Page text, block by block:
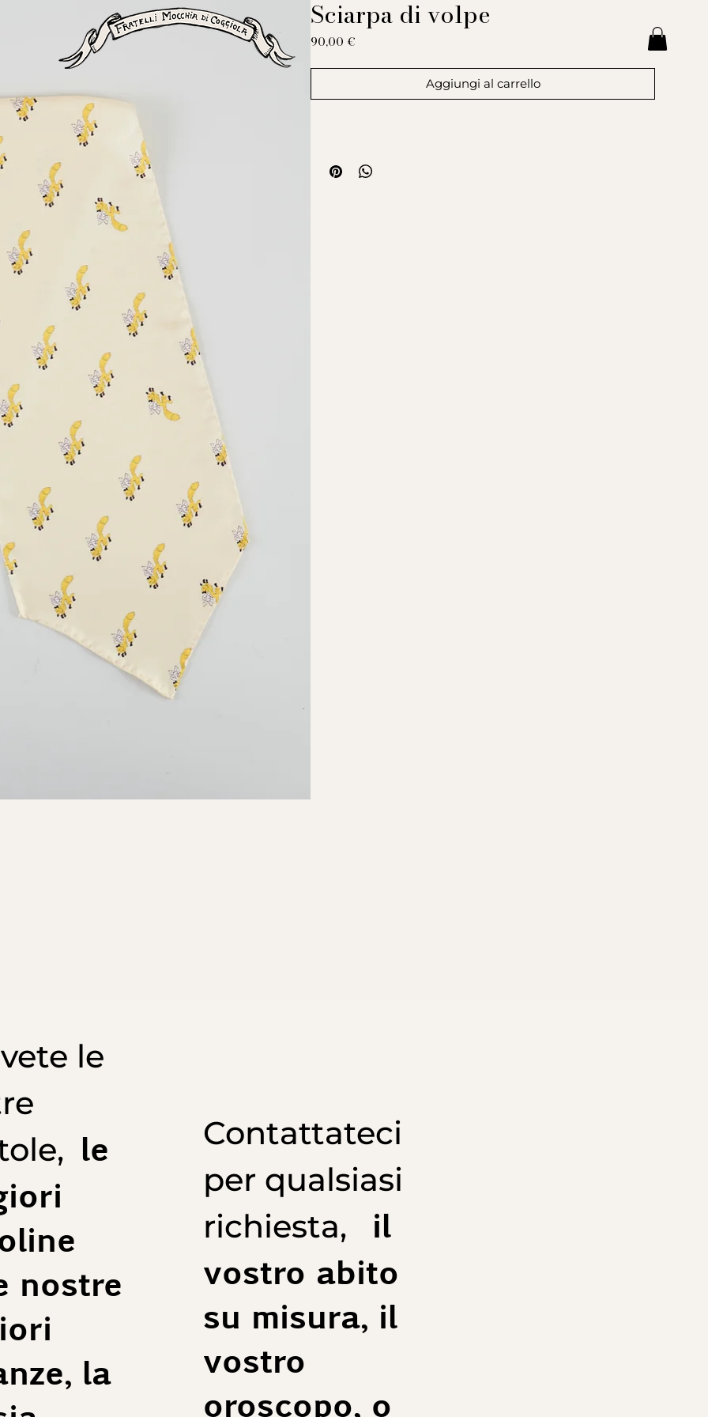
Sciarpa di volpe
90,00 €
Aggiungi al carrello
le
le
nostre
la
Contattateci
per qualsiasi
richiesta,
il
vostro abito
su misura, il
vostro
oroscopo, o